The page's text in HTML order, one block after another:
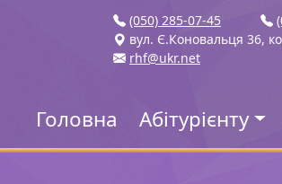
Головна Абітурієнту
(050) 285-07-45
вул. Є.Коновальця 36,
rhf@ukr.net